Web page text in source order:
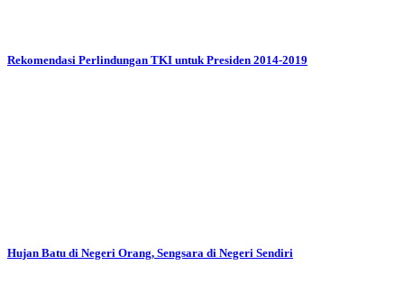
Rekomendasi Perlindungan TKI untuk Presiden 2014-2019
Hujan Batu di Negeri Orang, Sengsara di Negeri Sendiri